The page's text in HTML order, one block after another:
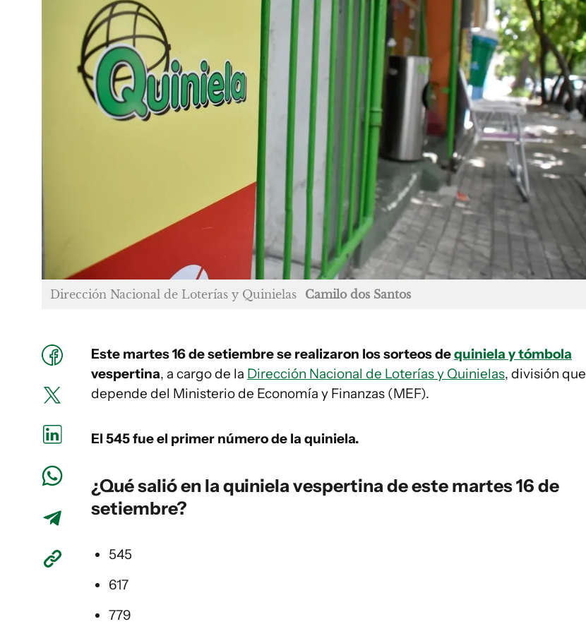
Dirección Nacional de Loterías y Quinielas Camilo dos Santos
Este martes 16 de setiembre se realizaron los sorteos dequiniela y tómbola
vespertina, a cargo de la Dirección Nacional de Loterías y Quinielas, división que
depende del Ministerio de Economía y Finanzas (MEF).
El 545fue el primer número de la quiniela.
¿Qué salió en la quiniela vespertina de este martes 16 de
setiembre?
545
617
779